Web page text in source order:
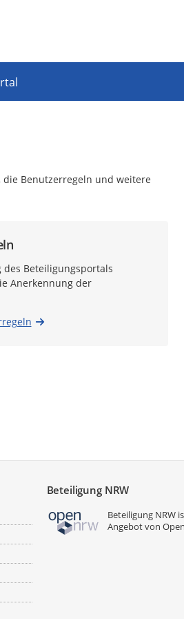
Benutzerregeln und weitere
Beteiligungsportals
Anerkennung der
Beteiligung NRW
Beteiligung NRW
Angebot von